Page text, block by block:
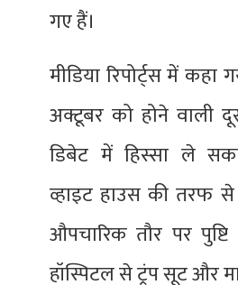
गए हैं।
मीडिया रिपोर्ट्स में कहा
अक्टूबर को होने वाली
डिबेट में हिस्सा ले
व्हाइट हाउस की तरफ
औपचारिक तौर पर
हॉस्पिटल से ट्रंप सूट और